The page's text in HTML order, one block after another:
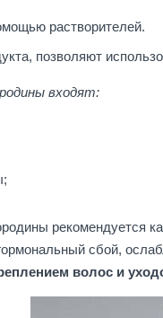
растворителей.
позволяют
входят:
рекомендуется
сбой,
волос и